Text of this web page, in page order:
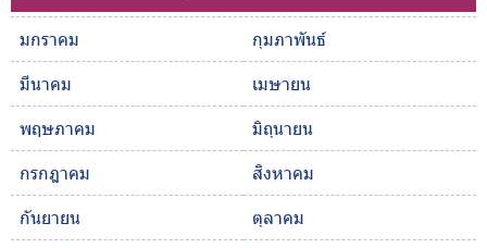
มกราคม
กุมภาพันธ์
มีนาคม
เมษายน
พฤษภาคม
มิถุนายน
กรกฎาคม
สิงหาคม
กันยายน
ตุลาคม